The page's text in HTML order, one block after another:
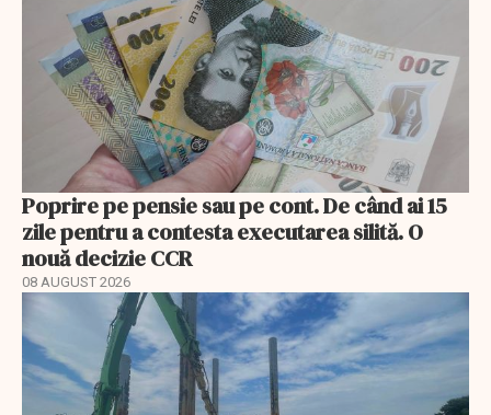
Poprire pe pensie sau pe cont. De când ai 15
zile pentru a contesta executarea silită. O
nouă decizie CCR
08 AUGUST 2026